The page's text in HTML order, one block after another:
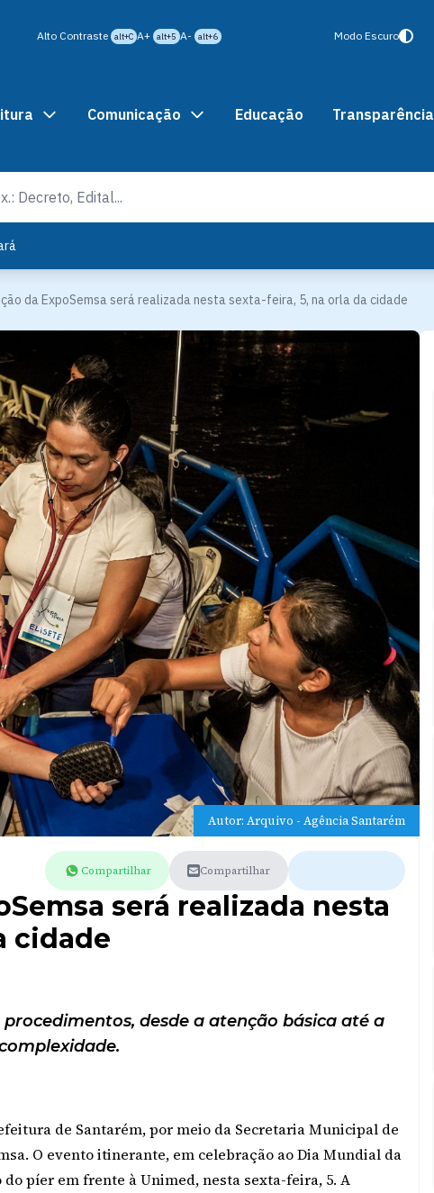
Alto Contraste alt+C A+ alt+5 A- alt+6 Modo Escuro
Comunicação Educação Transparência
da ExpoSemsa será realizada nesta sexta-feira, 5, na orla da cidade
Autor: Arquivo - Agência Santarém
Compartilhar Compartilhar
será realizada nesta
cidade
desde a atenção básica até a
de Santarém, por meio da Secretaria Municipal de
O evento itinerante, em celebração ao Dia Mundial da
píer em frente à Unimed, nesta sexta-feira, 5. A